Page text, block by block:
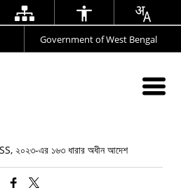
Government of West Bengal
২০২৩-এর ১৬৩ ধারার অধীন আদেশ